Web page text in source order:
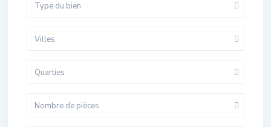
Type du bien
Villes
Quarties
Nombre de pièces